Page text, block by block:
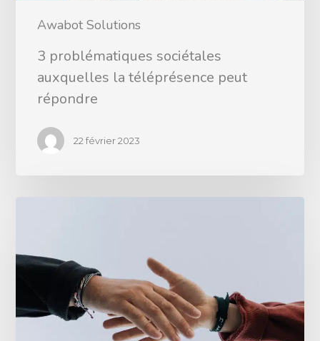
Awabot Solutions
3 problématiques sociétales
auxquelles la téléprésence peut
répondre
22 février 2023